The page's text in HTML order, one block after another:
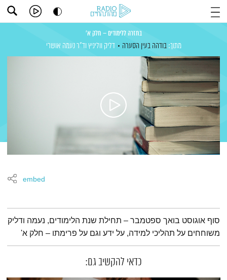
בחזרה ללימודים – חלק א'
מתוך: בודהה בעין הסערה דליק ווליניץ וד"ר נעמה אושרי
embed
תמצית הפודקאסט
סוף אוגוסט בואך ספטמבר – תחילת שנת הלימודים, נעמה ודליק
משוחחים על תהליכי למידה, על ידע וגם על פרימתו – חלק א'
כדאי להקשיב גם: